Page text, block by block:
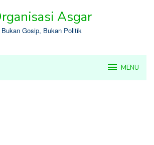
Asgar
Bukan Gosip, Bukan Politik
MENU